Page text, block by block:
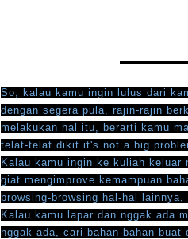
So, kalau kamu ingin lulus dari
dengan segera pula, rajin-rajin
melakukan hal itu, berarti kamu
telat-telat dikit it's not a big
Kalau kamu ingin ke kuliah keluar
giat mengimprove kemampuan
browsing-browsing hal-hal
Kalau kamu lapar dan nggak ada
nggak ada, cari bahan-bahan